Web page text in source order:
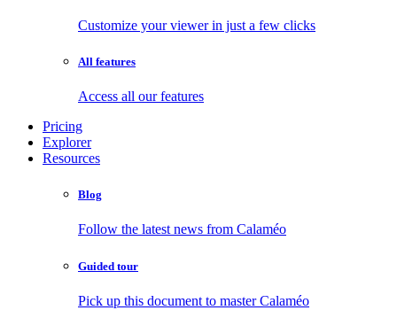
Customize your viewer in just a few clicks
All features
Access all our features
Pricing
Explorer
Resources
Blog
Follow the latest news from Calaméo
Guided tour
Pick up this document to master Calaméo